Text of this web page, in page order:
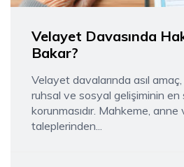
Velayet Davasında
Bakar?
Velayet davalarında asıl
ruhsal ve sosyal gelişiminin en
korunmasıdır. Mahkeme, anne
taleplerinden...